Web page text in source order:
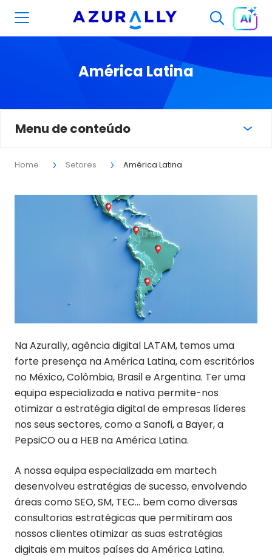
América Latina
Home Setores América Latina
Menu de conteúdo
Na Azurally, agência digital LATAM, temos uma
forte presença na América Latina, com escritórios
no México, Colômbia, Brasil e Argentina. Ter uma
equipa especializada e nativa permite-nos
otimizar a estratégia digital de empresas líderes
nos seus sectores, como a Sanofi, a Bayer, a
PepsiCO ou a HEB na América Latina.
A nossa equipa especializada em martech
desenvolveu estratégias de sucesso, envolvendo
áreas como SEO, SM, TEC… bem como diversas
consultorias estratégicas que permitiram aos
nossos clientes otimizar as suas estratégias
digitais em muitos países da América Latina.